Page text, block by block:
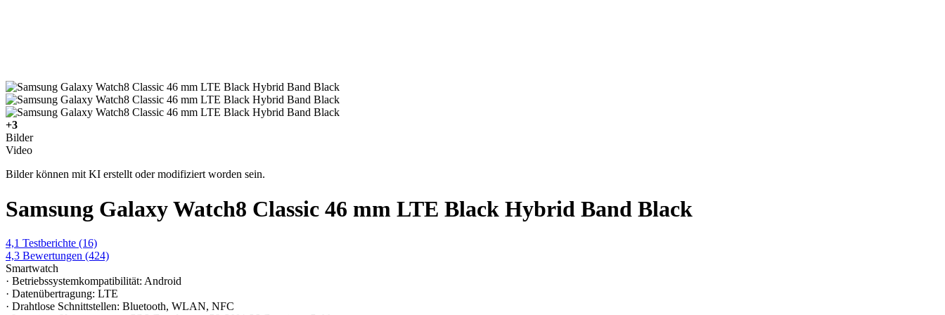
+3
Bilder
Video
Bilder können mit KI erstellt oder modifiziert worden sein.
Samsung Galaxy Watch8 Classic 46 mm LTE Black Hybrid Band Black
4,1 Testberichte (16)
4,3 Bewertungen (424)
Smartwatch
· Betriebssystemkompatibilität: Android
· Datenübertragung: LTE
· Drahtlose Schnittstellen: Bluetooth, WLAN, NFC